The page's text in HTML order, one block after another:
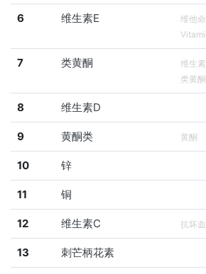
6 维生素E
维他命
7 类黄酮
维生
类黄酮
8 维生素D
9 黄酮类 黄酮
10 锌
11 铜
12 维生素C 抗坏
13 刺芒柄花素